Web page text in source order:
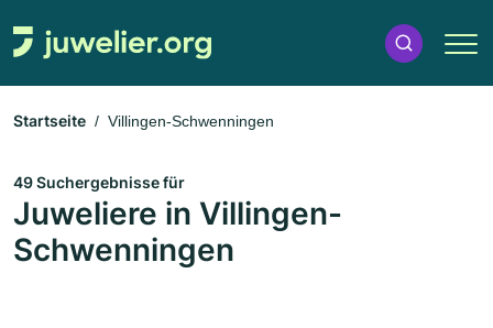
Startseite Villingen-Schwenningen
49 Suchergebnisse für
Juweliere in Villingen-
Schwenningen